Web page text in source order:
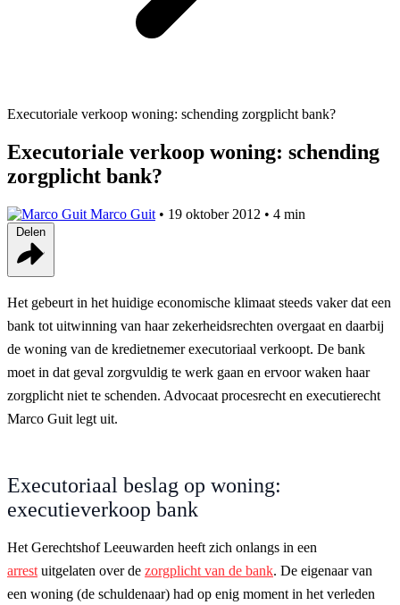
Executoriale verkoop woning: schending zorgplicht bank?
Executoriale verkoop woning: schending
zorgplicht bank?
Marco Guit • 19 oktober 2012 • 4 min
Het gebeurt in het huidige economische klimaat steeds vaker dat een
bank tot uitwinning van haar zekerheidsrechten overgaat en daarbij
de woning van de kredietnemer executoriaal verkoopt. De bank
moet in dat geval zorgvuldig te werk gaan en ervoor waken haar
zorgplicht niet te schenden. Advocaat procesrecht en executierecht
Marco Guit legt uit.
Executoriaal beslag op woning:
executieverkoop bank
Het Gerechtshof Leeuwarden heeft zich onlangs in een
arrest uitgelaten over de zorgplicht van de bank. De eigenaar van
een woning (de schuldenaar) had op enig moment in het verleden